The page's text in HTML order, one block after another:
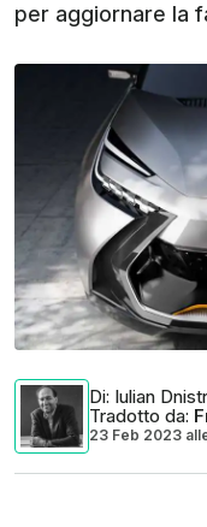
per aggiornare la
Di: Iulian
Tradotto da:
23 Feb 2023